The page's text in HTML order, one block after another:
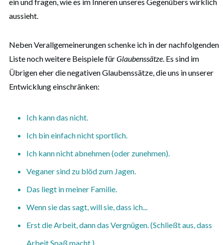
aussieht.
Neben Verallgemeinerungen schenke ich in der nachfolgenden
Liste noch weitere Beispiele fürGlaubenssätze. Es sind im
Übrigen eher die negativen Glaubenssätze, die uns in unserer
Entwicklung einschränken:
Ich kann das nicht.
Ich bin einfach nicht sportlich.
Ich kann nicht abnehmen (oder zunehmen).
Veganer sind zu blöd zum Jagen.
Das liegt in meiner Familie.
Wenn sie das sagt, will sie, dass ich...
Erst die Arbeit, dann das Vergnügen. (Schließt aus, dass
Arbeit Spaß macht.)